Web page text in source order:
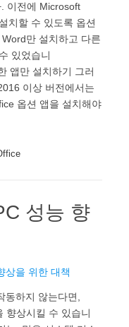
이전에 Microsoft
치할 수 있도록 옵션
만 설치하고 다른
있었습니
앱만 설치하기 그러
이상 버전에서는
옵션 앱을 설치해야
성능 향
하지 않는다면,
향상시킬 수 있습니